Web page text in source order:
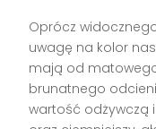
Oprócz
uwagę na kolor
mają od
brunatnego
wartość odżywczą